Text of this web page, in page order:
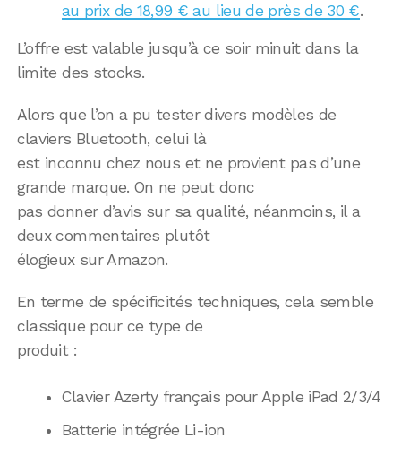
au prix de 18,99 € au lieu de près de 30 €.
L’offre est valable jusqu’à ce soir minuit dans la
limite des stocks.
Alors que l’on a pu tester divers modèles de
claviers Bluetooth, celui là
est inconnu chez nous et ne provient pas d’une
grande marque. On ne peut donc
pas donner d’avis sur sa qualité, néanmoins, il a
deux commentaires plutôt
élogieux sur Amazon.
En terme de spécificités techniques, cela semble
classique pour ce type de
produit :
Clavier Azerty français pour Apple iPad 2/3/4
Batterie intégrée Li-ion